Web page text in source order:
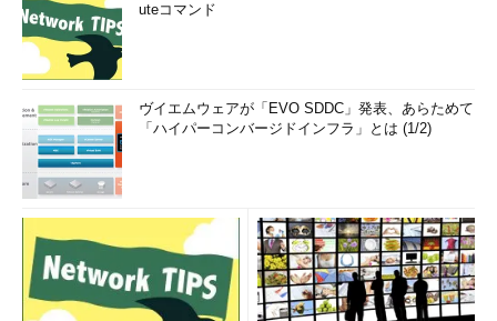
uteコマンド
ヴイエムウェアが「EVO SDDC」発表、あらためて
「ハイパーコンバージドインフラ」とは (1/2)